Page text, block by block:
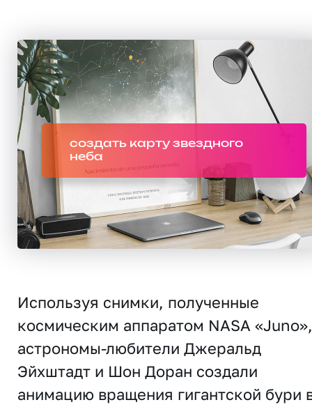
создать карту звездного
неба
Используя снимки, полученные
космическим аппаратом NASA «Juno»,
астрономы-любители Джеральд
Эйхштадт и Шон Доран создали
анимацию вращения гигантской бури